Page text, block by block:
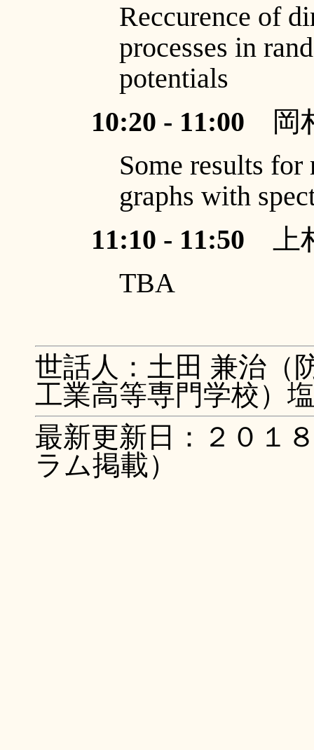
Reccurence of
processes in
potentials
10:20 - 11:00 岡
Some results
graphs with
11:10 - 11:50 上
TBA
世話人：土田 兼治（
工業高等専門学校）
最新更新日：２０１
ラム掲載）